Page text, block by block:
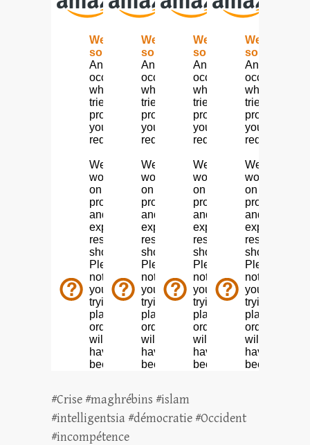
#Crise #maghrébins #islam
#intelligentsia #démocratie #Occident
#incompétence